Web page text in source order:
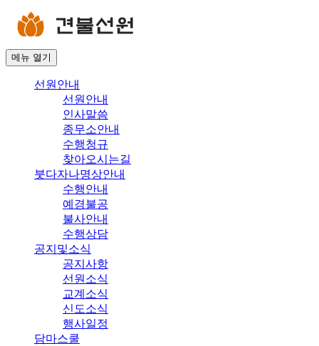
메뉴 열기
선원안내
선원안내
인사말씀
종무소안내
수행청규
찾아오시는길
붓다자나명상안내
수행안내
예경불공
불사안내
수행상담
공지및소식
공지사항
선원소식
교계소식
신도소식
행사일정
담마스쿨